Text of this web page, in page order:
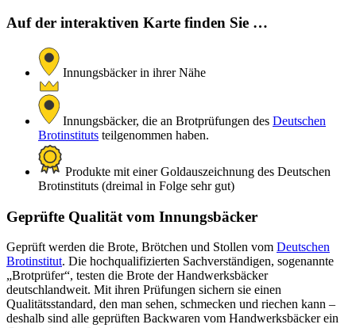
Auf der interaktiven Karte finden Sie …
Innungsbäcker in ihrer Nähe
Innungsbäcker, die an Brotprüfungen des Deutschen
Brotinstituts teilgenommen haben.
Produkte mit einer Goldauszeichnung des Deutschen
Brotinstituts (dreimal in Folge sehr gut)
Geprüfte Qualität vom Innungsbäcker
Geprüft werden die Brote, Brötchen und Stollen vom Deutschen
Brotinstitut. Die hochqualifizierten Sachverständigen, sogenannte
„Brotprüfer“, testen die Brote der Handwerksbäcker
deutschlandweit. Mit ihren Prüfungen sichern sie einen
Qualitätsstandard, den man sehen, schmecken und riechen kann –
deshalb sind alle geprüften Backwaren vom Handwerksbäcker ein